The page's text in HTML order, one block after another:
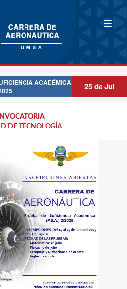
ACADÉMICA
25 de Jul
DE TECNOLOGÍA
ACADEMIA